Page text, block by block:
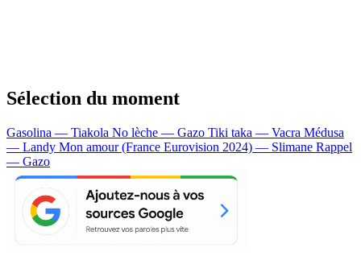
Sélection du moment
Gasolina — Tiakola No lèche — Gazo Tiki taka — Vacra Médusa
— Landy Mon amour (France Eurovision 2024) — Slimane Rappel
— Gazo